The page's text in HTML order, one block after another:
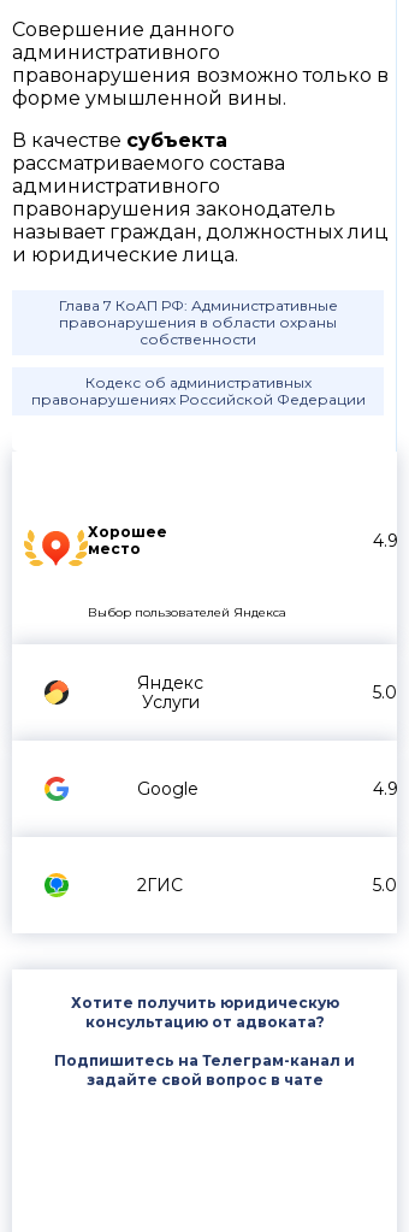
Хорошее
место
4.9
Выбор пользователей Яндекса
Яндекс
Услуги
5.0
Google 4.9
2ГИС 5.0
Хотите получить юридическую
консультацию от адвоката?
Подпишитесь на Телеграм-канал и
задайте свой вопрос в чате
Совершение данного
административного
правонарушения возможно только в
форме умышленной вины.
В качестве субъекта
рассматриваемого состава
административного
правонарушения законодатель
называет граждан, должностных лиц
и юридические лица.
Глава 7 КоАП РФ: Административные
правонарушения в области охраны
собственности
Кодекс об административных
правонарушениях Российской Федерации